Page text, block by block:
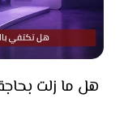
هل ما زلت